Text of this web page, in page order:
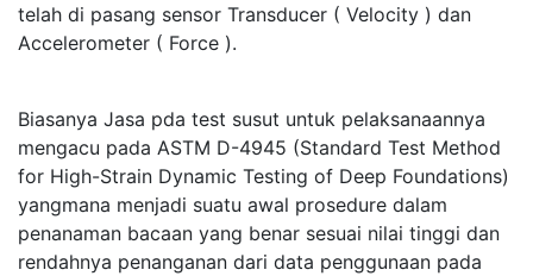
telah di pasang sensor Transducer ( Velocity ) dan
Accelerometer ( Force ).
Biasanya Jasa pda test susut untuk pelaksanaannya
mengacu pada ASTM D-4945 (Standard Test Method
for High-Strain Dynamic Testing of Deep Foundations)
yangmana menjadi suatu awal prosedure dalam
penanaman bacaan yang benar sesuai nilai tinggi dan
rendahnya penanganan dari data penggunaan pada